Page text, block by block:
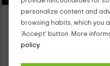
personalize content and
browsing habits, which you
'Accept' button. More
policy.
Cambrils, Tarragona
0 reviews
Full Rental
4 people